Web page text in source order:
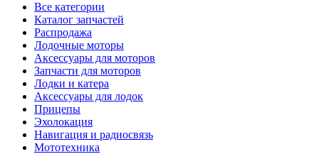
Все категории
Каталог запчастей
Распродажа
Лодочные моторы
Аксессуары для моторов
Запчасти для моторов
Лодки и катера
Аксессуары для лодок
Прицепы
Эхолокация
Навигация и радиосвязь
Мототехника